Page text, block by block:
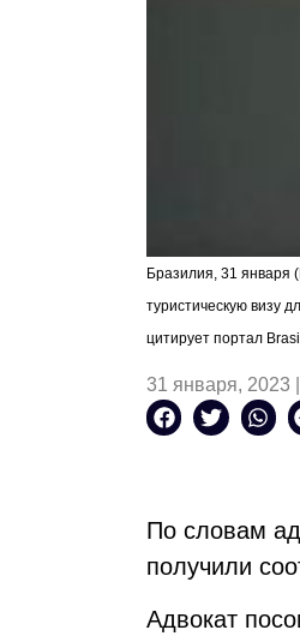
Бразилия, 31
туристическую визу
цитирует портал
31 января, 2023
По словам
получили
Адвокат